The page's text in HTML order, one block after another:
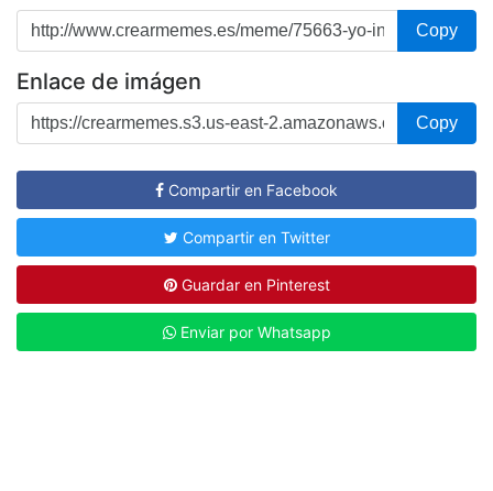
Copy
Enlace de imágen
Copy
Compartir en Facebook
Compartir en Twitter
Guardar en Pinterest
Enviar por Whatsapp